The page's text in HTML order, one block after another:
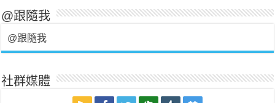
@跟隨我
@跟隨我
社群媒體